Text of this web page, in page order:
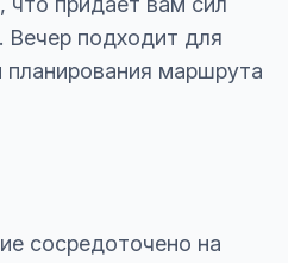
Вечер подходит для
планирования маршрута
сосредоточено на